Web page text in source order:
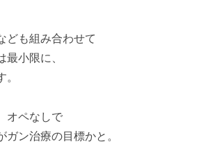
ども組み合わせて
最小限に、
オペなしで
ガン治療の目標かと。